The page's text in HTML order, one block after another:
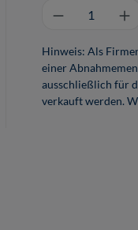
Produkt
Hinweis: Als
einer
ausschließlich für
verkauft werden.